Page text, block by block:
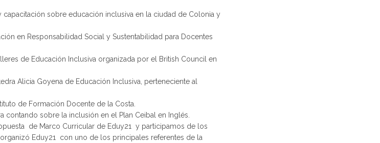
capacitación sobre educación inclusiva en la ciudad de Colonia y
en Responsabilidad Social y Sustentabilidad para Docentes
de Educación Inclusiva organizada por el British Council en
Alicia Goyena de Educación Inclusiva, perteneciente al
de Formación Docente de la Costa.
contando sobre la inclusión en el Plan Ceibal en Inglés.
de Marco Curricular de Eduy21 y participamos de los
Eduy21 con uno de los principales referentes de la